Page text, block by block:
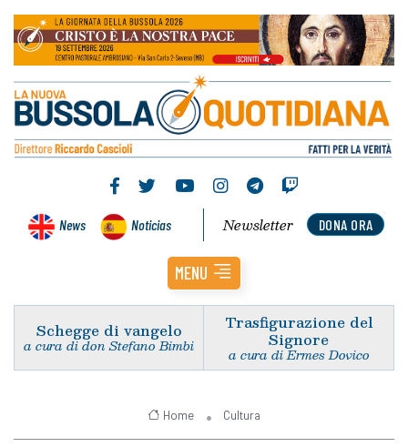
News Noticias DONA ORA
Newsletter
MENU
Schegge di vangelo
a cura di don Stefano Bimbi
Trasfigurazione del
Signore
a cura di Ermes Dovico
Home Cultura